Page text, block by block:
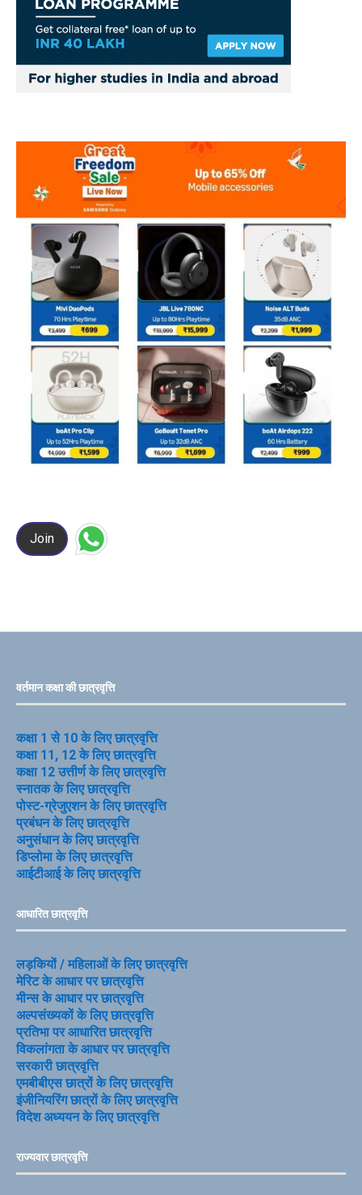
Join
वर्तमान कक्षा की छात्रवृत्ति
कक्षा 1 से 10 के लिए छात्रवृत्ति
कक्षा 11, 12 के लिए छात्रवृत्ति
कक्षा 12 उत्तीर्ण के लिए छात्रवृत्ति
स्नातक के लिए छात्रवृत्ति
पोस्ट-ग्रेजुएशन के लिए छात्रवृत्ति
प्रबंधन के लिए छात्रवृत्ति
अनुसंधान के लिए छात्रवृत्ति
डिप्लोमा के लिए छात्रवृत्ति
आईटीआई के लिए छात्रवृत्ति
आधारित छात्रवृत्ति
लड़कियों / महिलाओं के लिए छात्रवृत्ति
मेरिट के आधार पर छात्रवृत्ति
मीन्स के आधार पर छात्रवृत्ति
अल्पसंख्यकों के लिए छात्रवृत्ति
प्रतिभा पर आधारित छात्रवृत्ति
विकलांगता के आधार पर छात्रवृत्ति
सरकारी छात्रवृत्ति
एमबीबीएस छात्रों के लिए छात्रवृत्ति
इंजीनियरिंग छात्रों के लिए छात्रवृत्ति
विदेश अध्ययन के लिए छात्रवृत्ति
राज्यवार छात्रवृत्ति